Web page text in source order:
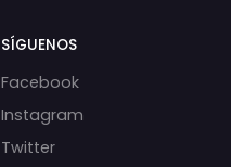
SÍGUENOS
Facebook
Instagram
Twitter